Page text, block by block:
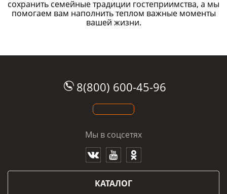
сохранить семейные традиции гостеприимства, а мы
помогаем вам наполнить теплом важные моменты
вашей жизни.
8(800) 600-45-96
Мы в соцсетях
КАТАЛОГ